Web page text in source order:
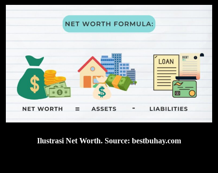
Ilustrasi Net Worth. Source: bestbuhay.com